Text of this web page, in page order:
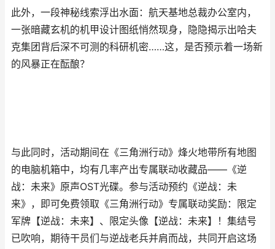
此外，一段神秘线索浮出水面：航天基地总裁办公室内，
一张暗藏玄机的机甲设计图纸悄然现身，隐隐揭示出哈夫
克集团背后深不可测的科研机密……这，是否预示着一场新
的风暴正在酝酿？
与此同时，活动期间在《三角洲行动》烽火地带所有地图
的电脑机箱中，均有几率产出专属联动收藏品——《逆
战：未来》原声OST光碟。参与活动预约《逆战：未
来》，即可免费领取《三角洲行动》专属联动奖励：限定
军牌【逆战：未来】、限定头像【逆战：未来】！集结号
已吹响，期待干员们与逆战老兵并肩而战，共同开启这场